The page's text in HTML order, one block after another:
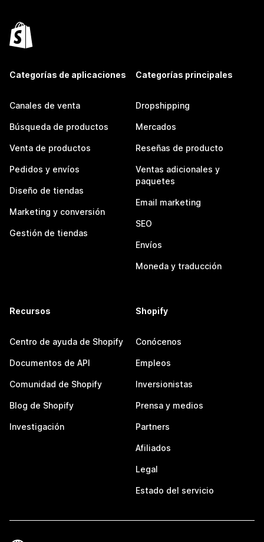
Categorías de aplicaciones
Canales de venta
Búsqueda de productos
Venta de productos
Pedidos y envíos
Diseño de tiendas
Marketing y conversión
Gestión de tiendas
Categorías principales
Dropshipping
Mercados
Reseñas de producto
Ventas adicionales y
paquetes
Email marketing
SEO
Envíos
Moneda y traducción
Recursos
Centro de ayuda de Shopify
Documentos de API
Comunidad de Shopify
Blog de Shopify
Investigación
Shopify
Conócenos
Empleos
Inversionistas
Prensa y medios
Partners
Afiliados
Legal
Estado del servicio